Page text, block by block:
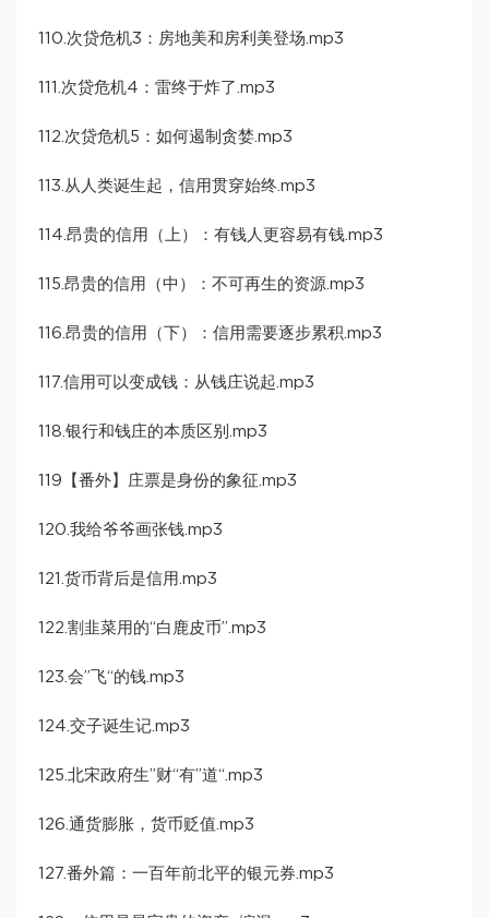
110.次贷危机3：房地美和房利美登场.mp3
111.次贷危机4：雷终于炸了.mp3
112.次贷危机5：如何遏制贪婪.mp3
113.从人类诞生起，信用贯穿始终.mp3
114.昂贵的信用（上）：有钱人更容易有钱.mp3
115.昂贵的信用（中）：不可再生的资源.mp3
116.昂贵的信用（下）：信用需要逐步累积.mp3
117.信用可以变成钱：从钱庄说起.mp3
118.银行和钱庄的本质区别.mp3
119【番外】庄票是身份的象征.mp3
120.我给爷爷画张钱.mp3
121.货币背后是信用.mp3
122.割韭菜用的“白鹿皮币”.mp3
123.会”飞“的钱.mp3
124.交子诞生记.mp3
125.北宋政府生”财“有”道“.mp3
126.通货膨胀，货币贬值.mp3
127.番外篇：一百年前北平的银元券.mp3